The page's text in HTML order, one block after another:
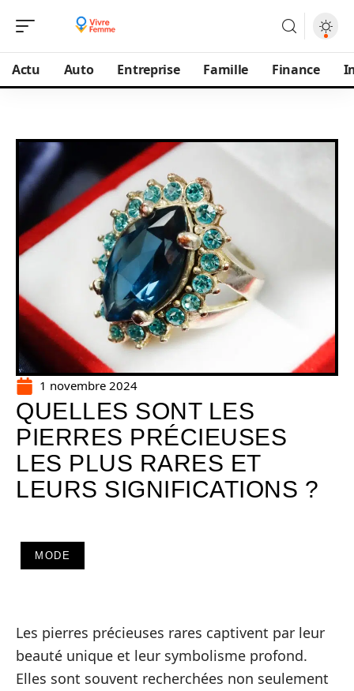
Actu Auto Entreprise Famille Finance
1 novembre 2024
QUELLES SONT LES
PIERRES PRÉCIEUSES
LES PLUS RARES ET
LEURS SIGNIFICATIONS ?
MODE
Les pierres précieuses rares captivent par leur
beauté unique et leur symbolisme profond.
Elles sont souvent recherchées non seulement